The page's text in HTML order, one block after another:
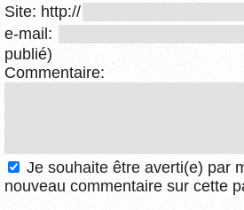
Site: http://
e-mail:
publié)
Commentaire:
Je souhaite être averti(e) par
nouveau commentaire sur cette